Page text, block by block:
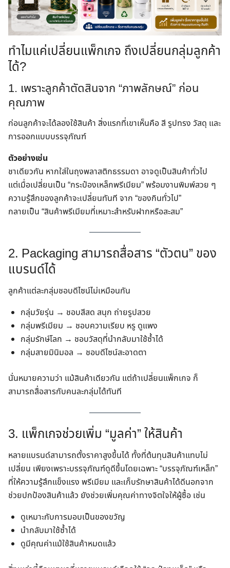
ทำไมแค่เปลี่ยนแพ็กเกจ ถึงเปลี่ยนกลุ่มลูกค้า
ได้?
1. เพราะลูกค้าตัดสินจาก “ภาพลักษณ์” ก่อน
คุณภาพ
ก่อนลูกค้าจะได้ลองใช้สินค้า สิ่งแรกที่เขาเห็นคือ สี รูปทรง วัสดุ และ
การออกแบบบรรจุภัณฑ์
ตัวอย่างเช่น
ชาเดียวกัน หากใส่ในถุงพลาสติกธรรมดา อาจดูเป็นสินค้าทั่วไป
แต่เมื่อเปลี่ยนเป็น “กระป๋องเหล็กพรีเมียม” พร้อมงานพิมพ์สวย ๆ
ความรู้สึกของลูกค้าจะเปลี่ยนทันที จาก “ของกินทั่วไป”
กลายเป็น “สินค้าพรีเมียมที่เหมาะสำหรับฝากหรือสะสม”
2. Packaging สามารถสื่อสาร “ตัวตน” ของ
แบรนด์ได้
ลูกค้าแต่ละกลุ่มชอบดีไซน์ไม่เหมือนกัน
กลุ่มวัยรุ่น → ชอบสีสด สนุก ถ่ายรูปสวย
กลุ่มพรีเมียม → ชอบความเรียบ หรู ดูแพง
กลุ่มรักษ์โลก → ชอบวัสดุที่นำกลับมาใช้ซ้ำได้
กลุ่มสายมินิมอล → ชอบดีไซน์สะอาดตา
นั่นหมายความว่า แม้สินค้าเดียวกัน แต่ถ้าเปลี่ยนแพ็กเกจ ก็
สามารถสื่อสารกับคนละกลุ่มได้ทันที
3. แพ็กเกจช่วยเพิ่ม “มูลค่า” ให้สินค้า
หลายแบรนด์สามารถตั้งราคาสูงขึ้นได้ ทั้งที่ต้นทุนสินค้าแทบไม่
เปลี่ยน เพียงเพราะบรรจุภัณฑ์ดูดีขึ้นโดยเฉพาะ “บรรจุภัณฑ์เหล็ก”
ที่ให้ความรู้สึกแข็งแรง พรีเมียม และเก็บรักษาสินค้าได้ดีนอกจาก
ช่วยปกป้องสินค้าแล้ว ยังช่วยเพิ่มคุณค่าทางจิตใจให้ผู้ซื้อ เช่น
ดูเหมาะกับการมอบเป็นของขวัญ
นำกลับมาใช้ซ้ำได้
ดูมีคุณค่าแม้ใช้สินค้าหมดแล้ว